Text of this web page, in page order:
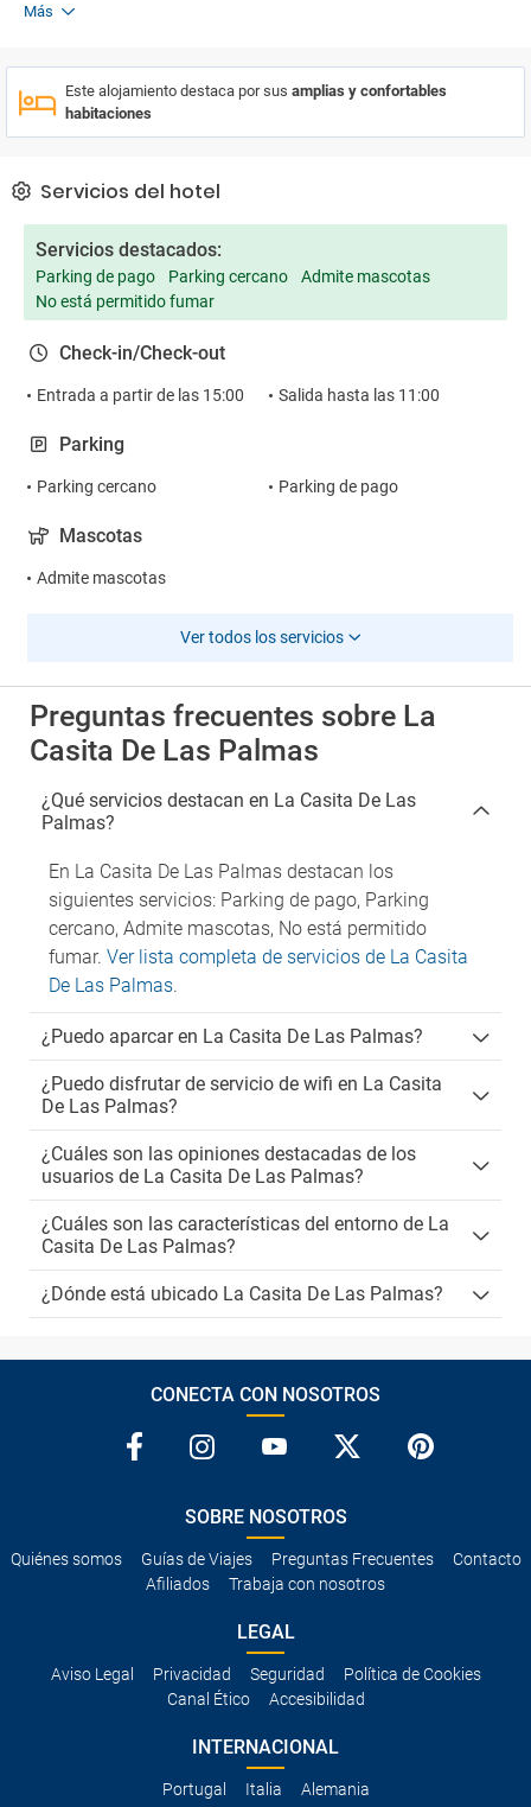
Más
Este alojamiento destaca por sus amplias y confortables
habitaciones
Servicios del hotel
Servicios destacados:
Parking de pago Parking cercano
Admite mascotas
No está permitido fumar
Check-in/Check-out
Entrada a partir de las 15:00 Salida hasta las 11:00
Parking
Parking cercano Parking de pago
Mascotas
Admite mascotas
Ver todos los servicios
Preguntas frecuentes sobre La
Casita De Las Palmas
¿Qué servicios destacan en La Casita De Las
Palmas?
En La Casita De Las Palmas destacan los
siguientes servicios: Parking de pago, Parking
cercano, Admite mascotas, No está permitido
fumar. Ver lista completa de servicios de La Casita
De Las Palmas.
¿Puedo aparcar en La Casita De Las Palmas?
¿Puedo disfrutar de servicio de wifi en La Casita
De Las Palmas?
¿Cuáles son las opiniones destacadas de los
usuarios de La Casita De Las Palmas?
¿Cuáles son las características del entorno de La
Casita De Las Palmas?
¿Dónde está ubicado La Casita De Las Palmas?
CONECTA CON NOSOTROS
SOBRE NOSOTROS
Quiénes somos Guías de Viajes Preguntas Frecuentes
Contacto
Afiliados
Trabaja con nosotros
LEGAL
Aviso Legal Privacidad Seguridad
Política de Cookies
Canal Ético
Accesibilidad
INTERNACIONAL
Portugal Italia
Alemania